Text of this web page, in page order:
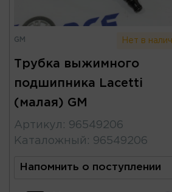
GM Нет в
Трубка выжимного
подшипника Lacetti
(малая) GM
Артикул : 96549206
Каталожный : 96549206
Напомнить о поступлении